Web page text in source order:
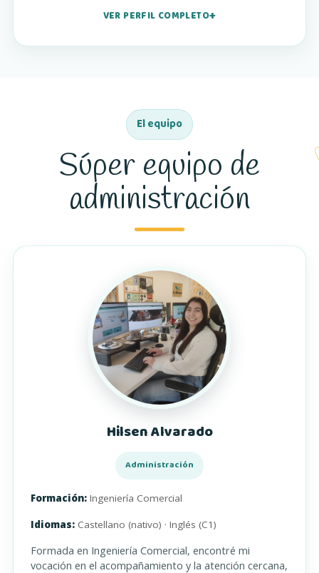
VER PERFIL COMPLETO
El equipo
Súper equipo de
administración
Hilsen Alvarado
Administración
Formación: Ingeniería Comercial
Idiomas: Castellano (nativo) · Inglés (C1)
Formada en Ingeniería Comercial, encontré mi
vocación en el acompañamiento y la atención cercana,